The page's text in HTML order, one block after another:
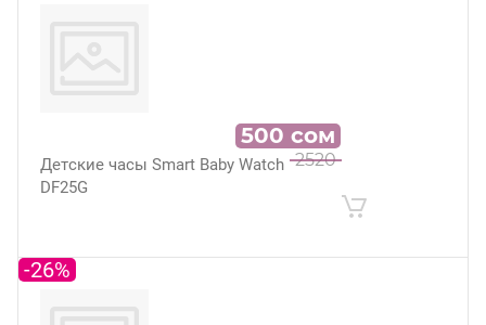
Детские часы Smart Baby Watch
DF25G
2520
500 сом
-26%